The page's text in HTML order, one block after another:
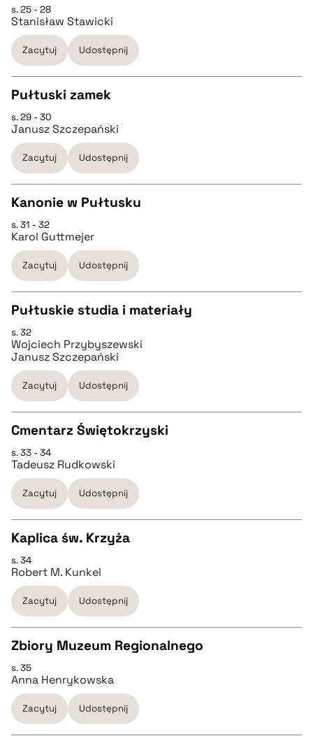
pobierz cytat
CZYSTY TEKST
pobierz cytat
BIBTEX
pobierz cytat
s. 25 - 28
Stanisław Stawicki
Zacytuj Udostępnij
CZYSTY TEKST
pobierz cytat
BIBTEX
pobierz cytat
Pułtuski zamek
s. 29 - 30
Janusz Szczepański
Zacytuj Udostępnij
CZYSTY TEKST
pobierz cytat
BIBTEX
pobierz cytat
Kanonie w Pułtusku
s. 31 - 32
Karol Guttmejer
Zacytuj Udostępnij
CZYSTY TEKST
pobierz cytat
pobierz cytat
Pułtuskie studia i materiały
s. 32
Wojciech Przybyszewski
Janusz Szczepański
Zacytuj Udostępnij
CZYSTY TEKST
pobierz cytat
BIBTEX
pobierz cytat
Cmentarz Świętokrzyski
s. 33 - 34
Tadeusz Rudkowski
Zacytuj Udostępnij
CZYSTY TEKST
pobierz cytat
BIBTEX
pobierz cytat
Kaplica św. Krzyża
s. 34
Robert M. Kunkel
Zacytuj Udostępnij
CZYSTY TEKST
pobierz cytat
Zbiory Muzeum Regionalnego
s. 35
Anna Henrykowska
Zacytuj Udostępnij